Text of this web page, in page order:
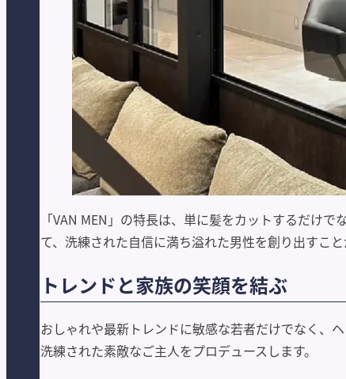
「VAN MEN」の特長は、単に髪をカットするだけ
て、洗練された自信に満ち溢れた男性を創り出すこと
トレンドと家族の笑顔を結ぶ
おしゃれや最新トレンドに敏感な若者だけでなく、
洗練された素敵なご主人をプロデュースします。